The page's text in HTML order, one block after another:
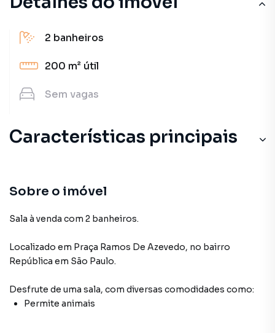
2 banheiros
200 m² útil
Sem vagas
Características principais
Sobre o imóvel
Sala à venda com 2 banheiros.
Localizado em Praça Ramos De Azevedo, no bairro
República em São Paulo.
Desfrute de uma sala, com diversas comodidades como:
Permite animais